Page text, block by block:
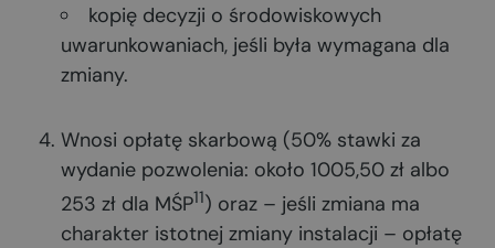
kopię decyzji o środowiskowych
uwarunkowaniach, jeśli była wymagana dla
zmiany.
Wnosi opłatę skarbową (50% stawki za
wydanie pozwolenia: około 1005,50 zł albo
253 zł dla MŚP11) oraz – jeśli zmiana ma
charakter istotnej zmiany instalacji – opłatę